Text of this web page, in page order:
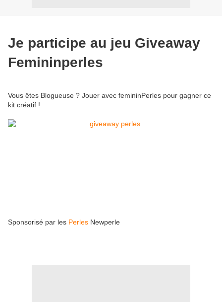
Je participe au jeu Giveaway
Femininperles
Vous êtes Blogueuse ? Jouer avec femininPerles pour gagner ce
kit créatif !
Sponsorisé par les Perles Newperle